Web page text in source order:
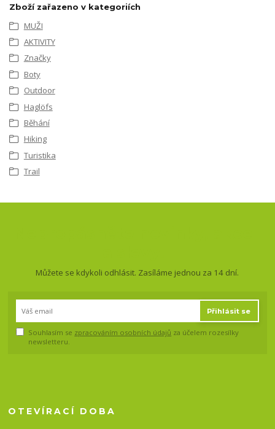
Zboží zařazeno v kategoriích
MUŽI
AKTIVITY
Značky
Boty
Outdoor
Haglöfs
Běhání
Hiking
Turistika
Trail
Můžete se kdykoli odhlásit. Zasíláme jednou za 14 dní.
Přihlásit se
Souhlasím se zpracováním osobních údajů za účelem rozesílky
newsletteru.
OTEVÍRACÍ DOBA